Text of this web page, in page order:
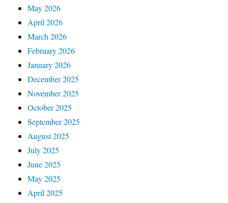
May 2026
April 2026
March 2026
February 2026
January 2026
December 2025
November 2025
October 2025
September 2025
August 2025
July 2025
June 2025
May 2025
April 2025